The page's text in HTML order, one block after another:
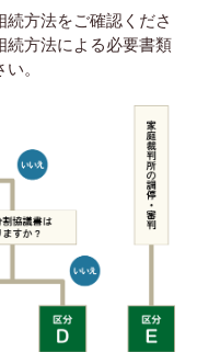
方法をご確認くださ
続方法による必要書類
。